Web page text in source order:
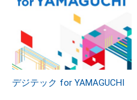
デジテック for YAMAGUCHI